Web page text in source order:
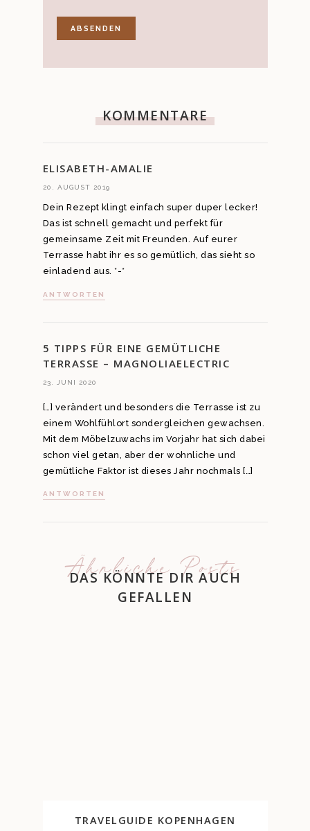
KOMMENTARE
ELISABETH-AMALIE
20. AUGUST 2019
Dein Rezept klingt einfach super duper lecker!
Das ist schnell gemacht und perfekt für
gemeinsame Zeit mit Freunden. Auf eurer
Terrasse habt ihr es so gemütlich, das sieht so
einladend aus. *-*
ANTWORTEN
5 TIPPS FÜR EINE GEMÜTLICHE
TERRASSE – MAGNOLIAELECTRIC
23. JUNI 2020
[…] verändert und besonders die Terrasse ist zu
einem Wohlfühlort sondergleichen gewachsen.
Mit dem Möbelzuwachs im Vorjahr hat sich dabei
schon viel getan, aber der wohnliche und
gemütliche Faktor ist dieses Jahr nochmals […]
ANTWORTEN
Ähnliche Posts
DAS KÖNNTE DIR AUCH
GEFALLEN
TRAVELGUIDE KOPENHAGEN